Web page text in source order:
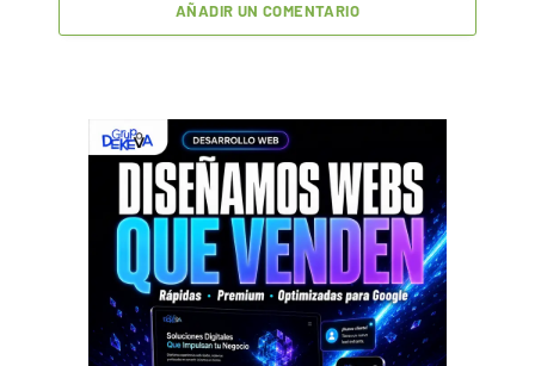
AÑADIR UN COMENTARIO